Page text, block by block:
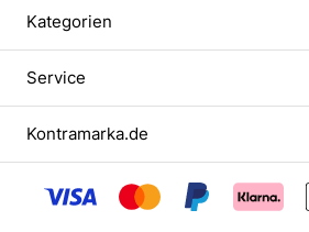
Kategorien
Service
Kontramarka.de